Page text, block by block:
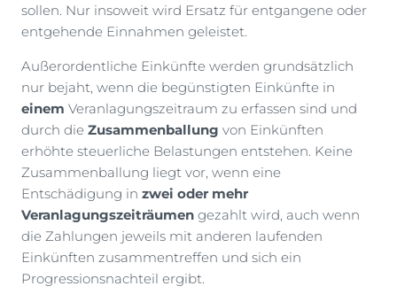
sollen. Nur insoweit wird Ersatz für entgangene oder
entgehende Einnahmen geleistet.
Außerordentliche Einkünfte werden grundsätzlich
nur bejaht, wenn die begünstigten Einkünfte in
einem Veranlagungszeitraum zu erfassen sind und
durch die Zusammenballung von Einkünften
erhöhte steuerliche Belastungen entstehen. Keine
Zusammenballung liegt vor, wenn eine
Entschädigung in zwei oder mehr
Veranlagungszeiträumen gezahlt wird, auch wenn
die Zahlungen jeweils mit anderen laufenden
Einkünften zusammentreffen und sich ein
Progressionsnachteil ergibt.